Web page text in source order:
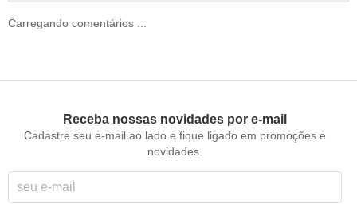
Carregando comentários ...
Receba nossas novidades por e-mail
Cadastre seu e-mail ao lado e fique ligado em promoções e
novidades.